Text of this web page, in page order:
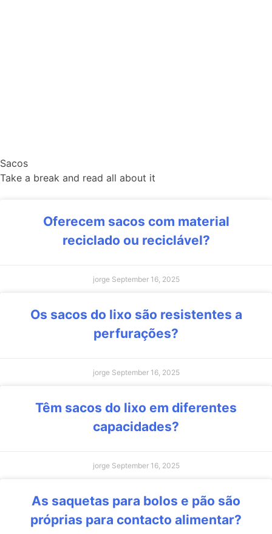
Sacos
Take a break and read all about it
Oferecem sacos com material
reciclado ou reciclável?
jorge September 16, 2025
Os sacos do lixo são resistentes a
perfurações?
jorge September 16, 2025
Têm sacos do lixo em diferentes
capacidades?
jorge September 16, 2025
As saquetas para bolos e pão são
próprias para contacto alimentar?